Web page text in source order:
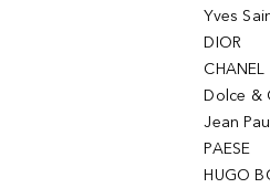
Yves
DIOR
CHANEL
Dolce &
Jean
PAESE
HUGO